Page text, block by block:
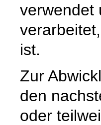
verwendet
ist.
Zur
den
oder